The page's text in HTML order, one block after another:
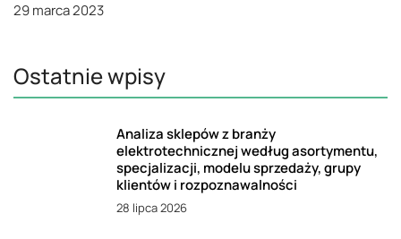
29 marca 2023
Ostatnie wpisy
Analiza sklepów z branży
elektrotechnicznej według asortymentu,
specjalizacji, modelu sprzedaży, grupy
klientów i rozpoznawalności
28 lipca 2026